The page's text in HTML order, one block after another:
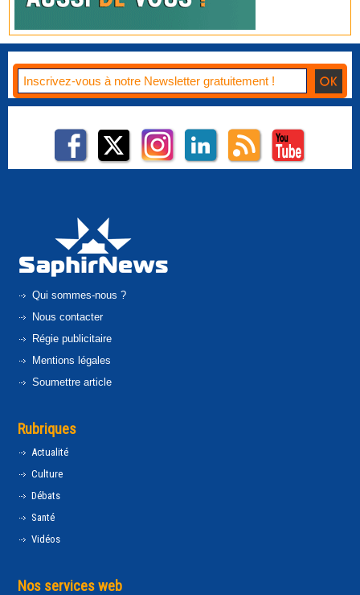
Qui sommes-nous ?
Nous contacter
Régie publicitaire
Mentions légales
Soumettre article
Rubriques
Actualité
Culture
Débats
Santé
Vidéos
Nos services web